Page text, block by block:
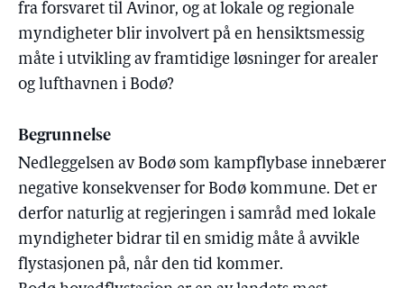
fra forsvaret til Avinor, og at lokale og regionale
myndigheter blir involvert på en hensiktsmessig
måte i utvikling av framtidige løsninger for arealer
og lufthavnen i Bodø?
Begrunnelse
Nedleggelsen av Bodø som kampflybase innebærer
negative konsekvenser for Bodø kommune. Det er
derfor naturlig at regjeringen i samråd med lokale
myndigheter bidrar til en smidig måte å avvikle
flystasjonen på, når den tid kommer.